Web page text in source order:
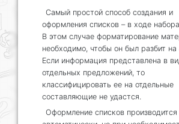
Самый простой способ создания и
оформления списков – в ходе
В этом случае форматирование
необходимо, чтобы он был разбит на
Если информация представлена в
отдельных предложений, то
классифицировать ее на отдельные
составляющие не удастся.
Оформление списков производится